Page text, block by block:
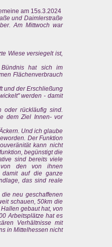
am 15s.3.2024
und Daimlerstraße
Am Mittwoch war
Wiese versiegelt ist,
hat sich im
Flächenverbrauch
und der Erschließung
werden - damit
oder rückläufig sind.
dem Ziel Innen- vor
Und ich glaube
Der Funktion
kann nicht
begünstigt die
sind bereits viele
von den von ihnen
damit auf die ganze
das sind reale
neu geschaffenen
schauen, 50km die
gebaut hat, von
Arbeitsplätze hat es
Verhältnisse mit
in Mittelhessen nicht